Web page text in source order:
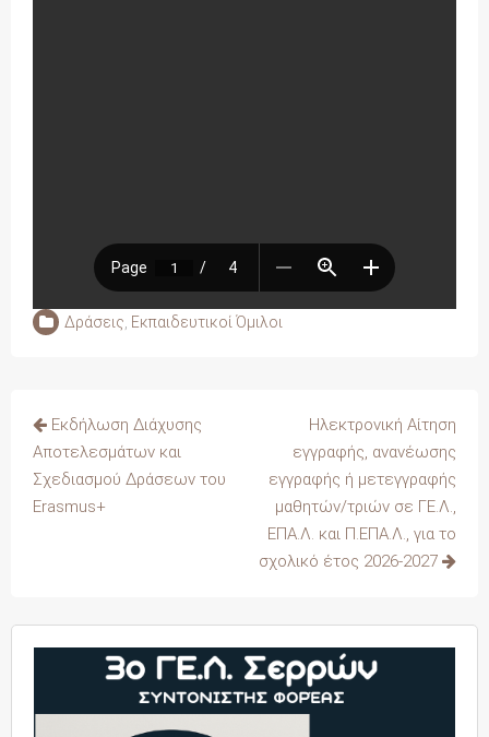
Δράσεις, Εκπαιδευτικοί Όμιλοι
Πλοήγηση
άρθρων
Εκδήλωση Διάχυσης
Αποτελεσμάτων και
Σχεδιασμού Δράσεων του
Erasmus+
Ηλεκτρονική Αίτηση
εγγραφής, ανανέωσης
εγγραφής ή μετεγγραφής
μαθητών/τριών σε ΓΕ.Λ.,
ΕΠΑ.Λ. και Π.ΕΠΑ.Λ., για το
σχολικό έτος 2026-2027